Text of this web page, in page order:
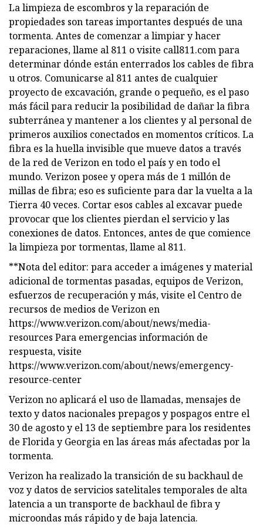
La limpieza de escombros y la reparación de
propiedades son tareas importantes después de una
tormenta. Antes de comenzar a limpiar y hacer
reparaciones, llame al 811 o visite call811.com para
determinar dónde están enterrados los cables de fibra
u otros. Comunicarse al 811 antes de cualquier
proyecto de excavación, grande o pequeño, es el paso
más fácil para reducir la posibilidad de dañar la fibra
subterránea y mantener a los clientes y al personal de
primeros auxilios conectados en momentos críticos. La
fibra es la huella invisible que mueve datos a través
de la red de Verizon en todo el país y en todo el
mundo. Verizon posee y opera más de 1 millón de
millas de fibra; eso es suficiente para dar la vuelta a la
Tierra 40 veces. Cortar esos cables al excavar puede
provocar que los clientes pierdan el servicio y las
conexiones de datos. Entonces, antes de que comience
la limpieza por tormentas, llame al 811.
**Nota del editor: para acceder a imágenes y material
adicional de tormentas pasadas, equipos de Verizon,
esfuerzos de recuperación y más, visite el Centro de
recursos de medios de Verizon en
https://www.verizon.com/about/news/media-
resources Para emergencias información de
respuesta, visite
https://www.verizon.com/about/news/emergency-
resource-center
Verizon no aplicará el uso de llamadas, mensajes de
texto y datos nacionales prepagos y pospagos entre el
30 de agosto y el 13 de septiembre para los residentes
de Florida y Georgia en las áreas más afectadas por la
tormenta.
Verizon ha realizado la transición de su backhaul de
voz y datos de servicios satelitales temporales de alta
latencia a un transporte de backhaul de fibra y
microondas más rápido y de baja latencia.